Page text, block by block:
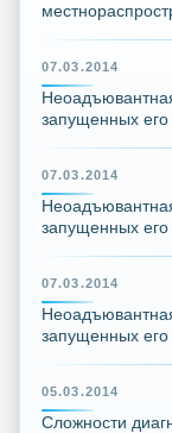
07.03.2014
запущенных
07.03.2014
запущенных
07.03.2014
запущенных его
05.03.2014
Сложности